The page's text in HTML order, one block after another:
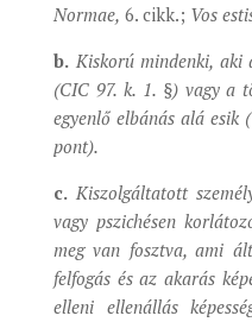
Normae, 6. cikk.; Vos
b. Kiskorú mindenki, aki
(CIC 97. k. 1. §) vagy a
egyenlő elbánás alá esik
pont).
c. Kiszolgáltatott
vagy pszichésen
meg van fosztva, ami
felfogás és az akarás
elleni ellenállás